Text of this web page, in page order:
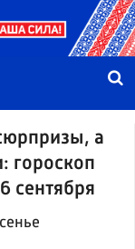
а
гороскоп
сентября